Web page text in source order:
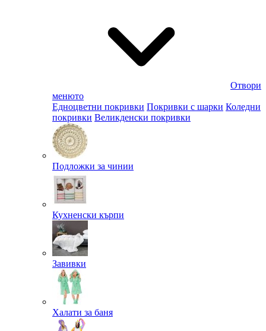
Отвори
менюто
Едноцветни покривки Покривки с шарки Коледни
покривки Великденски покривки
Подложки за чинии
Кухненски кърпи
Завивки
Халати за баня